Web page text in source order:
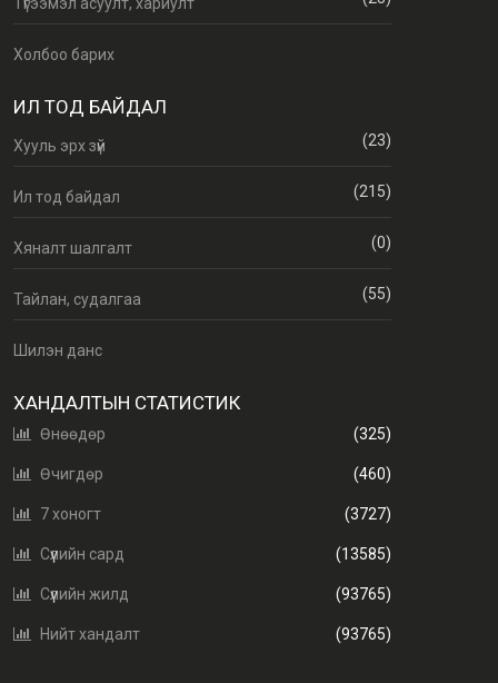
Холбоо барих
ИЛ ТОД БАЙДАЛ
Хууль эрх зүй (23)
Ил тод байдал (215)
Хяналт шалгалт (0)
Тайлан, судалгаа (55)
Шилэн данс
ХАНДАЛТЫН СТАТИСТИК
Өнөөдөр (325)
Өчигдөр (460)
7 хоногт (3727)
Сүүлийн сард (13585)
Сүүлийн жилд (93765)
Нийт хандалт (93765)